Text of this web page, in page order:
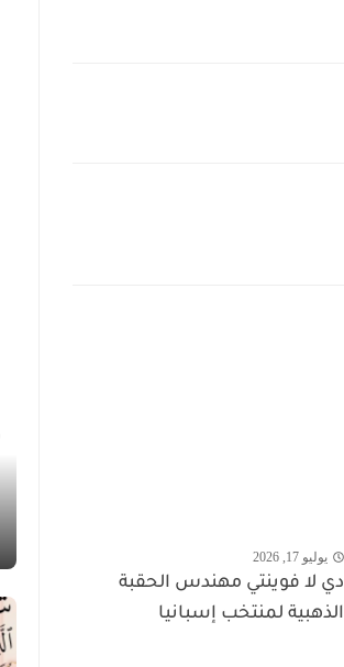
يوليو 17, 2026
دي لا فوينتي مهندس الحقبة
الذهبية لمنتخب إسبانيا